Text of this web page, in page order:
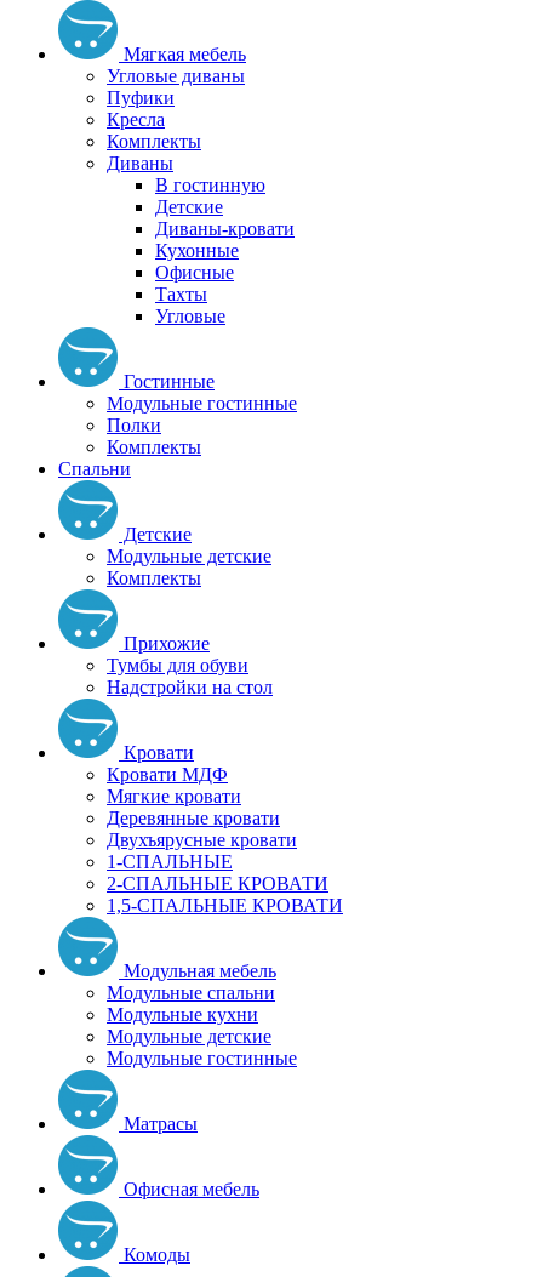
Мягкая мебель
Угловые диваны
Пуфики
Кресла
Комплекты
Диваны
В гостинную
Детские
Диваны-кровати
Кухонные
Офисные
Тахты
Угловые
Гостинные
Модульные гостинные
Полки
Комплекты
Спальни
Детские
Модульные детские
Комплекты
Прихожие
Тумбы для обуви
Надстройки на стол
Кровати
Кровати МДФ
Мягкие кровати
Деревянные кровати
Двухъярусные кровати
1-СПАЛЬНЫЕ
2-СПАЛЬНЫЕ КРОВАТИ
1,5-СПАЛЬНЫЕ КРОВАТИ
Модульная мебель
Модульные спальни
Модульные кухни
Модульные детские
Модульные гостинные
Матрасы
Офисная мебель
Комоды